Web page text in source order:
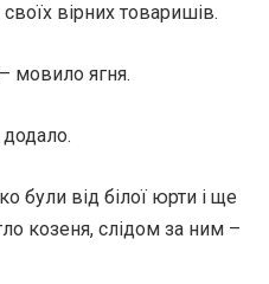
вірних товаришів.
мовило ягня.
додало.
були від білої юрти і ще
козеня, слідом за ним –